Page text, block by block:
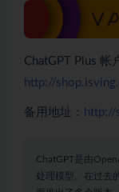
ChatGPT Plus 帐
http://
备用地址： http://
ChatGPT是由
处理模型。在过去